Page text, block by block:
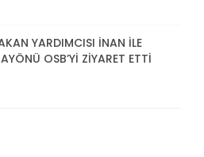
YARDIMCISI İNAN İLE
OSB’Yİ ZİYARET ETTİ